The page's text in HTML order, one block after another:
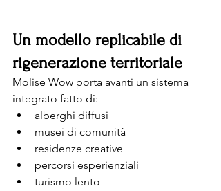
Un modello replicabile di
rigenerazione territoriale
Molise Wow porta avanti un sistema
integrato fatto di:
alberghi diffusi
musei di comunità
residenze creative
percorsi esperienziali
turismo lento